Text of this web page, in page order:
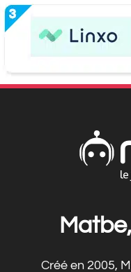
Créé en 2005,